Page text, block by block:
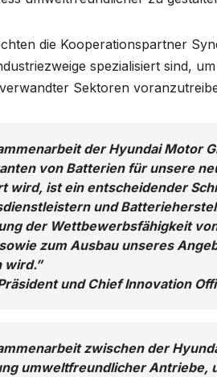
die Kooperationspartner
spezialisiert sind,
Sektoren
der Hyundai Motor
von Batterien für unsere
wird, ist ein entscheidender
und
der Wettbewerbsfähigkeit
zum Ausbau unseres
wird.”
und Chief Innovation
zwischen der
umweltfreundlicher Antriebe,